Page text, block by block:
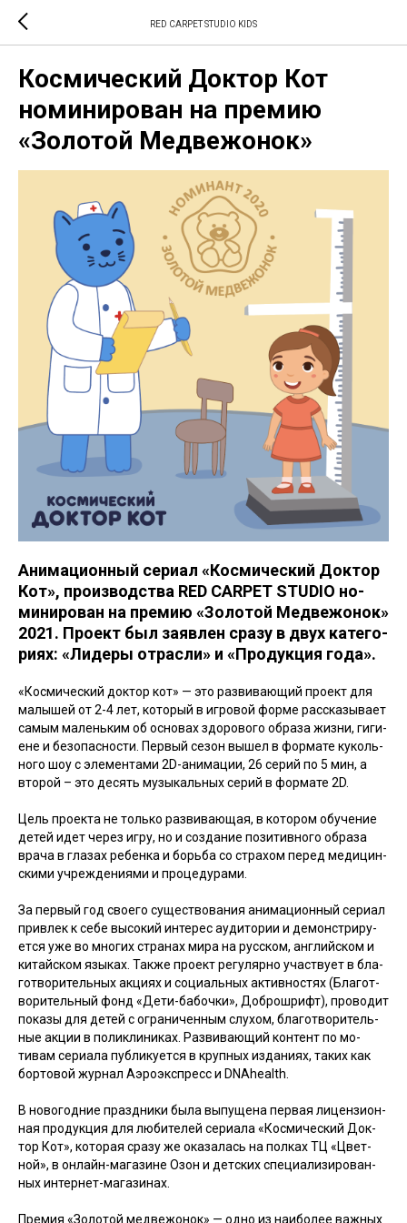
RED CARPET STUDIO KIDS
Космический Доктор Кот
номинирован на премию
«Золотой Медвежонок»
Ани­маци­он­ный се­ри­ал «Кос­ми­чес­кий Док­тор
Кот», про­из­водс­тва RED CARPET STUDIO но­
мини­рован на пре­мию «Зо­лотой Мед­ве­жонок»
2021. Про­ект был за­яв­лен сра­зу в двух ка­тего­
ри­ях: «Ли­деры от­расли» и «Про­дук­ция го­да».
«Кос­ми­чес­кий док­тор кот» — это раз­ви­ва­ющий про­ект для
ма­лышей от 2-4 лет, ко­торый в иг­ро­вой фор­ме рас­ска­зыва­ет
са­мым ма­лень­ким об ос­но­вах здо­рово­го об­ра­за жиз­ни, ги­ги­
ене и бе­зопас­ности. Пер­вый се­зон вы­шел в фор­ма­те ку­коль­
но­го шоу с эле­мен­та­ми 2D-ани­мации, 26 се­рий по 5 мин, а
вто­рой – это де­сять му­зыкаль­ных се­рий в фор­ма­те 2D.
Цель про­ек­та не толь­ко раз­ви­ва­ющая, в ко­тором обу­чение
де­тей идет че­рез иг­ру, но и соз­да­ние по­зитив­но­го об­ра­за
вра­ча в гла­зах ре­бен­ка и борь­ба со стра­хом пе­ред ме­дицин­
ски­ми уч­режде­ни­ями и про­цеду­рами.
За пер­вый год сво­его су­щес­тво­вания ани­маци­он­ный се­ри­ал
прив­лек к се­бе вы­сокий ин­те­рес а­уди­тории и де­монс­три­ру­
ет­ся уже во мно­гих стра­нах ми­ра на рус­ском, ан­глий­ском и
ки­тай­ском язы­ках. Так­же про­ект ре­гуляр­но учас­тву­ет в бла­
гот­во­ритель­ных ак­ци­ях и со­ци­аль­ных ак­тивнос­тях (Бла­гот­
во­ритель­ный фонд «Де­ти-ба­боч­ки», Доб­рошрифт), про­водит
по­казы для де­тей с ог­ра­ничен­ным слу­хом, бла­гот­во­ритель­
ные ак­ции в по­лик­ли­никах. Раз­ви­ва­ющий кон­тент по мо­
тивам се­ри­ала пуб­ли­ку­ет­ся в круп­ных из­да­ни­ях, та­ких как
бор­то­вой жур­нал А­эро­экс­пресс и DNAhealth.
В но­вогод­ние праз­дни­ки бы­ла вы­пуще­на пер­вая ли­цен­зи­он­
ная про­дук­ция для лю­бите­лей се­ри­ала «Кос­ми­чес­кий Док­
тор Кот», ко­торая сра­зу же ока­залась на пол­ках ТЦ «Цвет­
ной», в он­лайн-ма­гази­не Озон и дет­ских спе­ци­али­зиро­ван­
ных ин­тернет-ма­гази­нах.
Пре­мия «Зо­лотой мед­ве­жонок» — од­но из на­ибо­лее важ­ных